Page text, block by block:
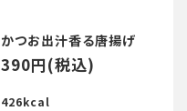
かつお出汁香る唐揚げ
390円(税込)
426kcal